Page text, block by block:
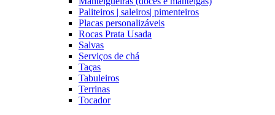
Paliteiros | saleiros| pimenteiros
Placas personalizáveis
Rocas Prata Usada
Salvas
Serviços de chá
Taças
Tabuleiros
Terrinas
Tocador